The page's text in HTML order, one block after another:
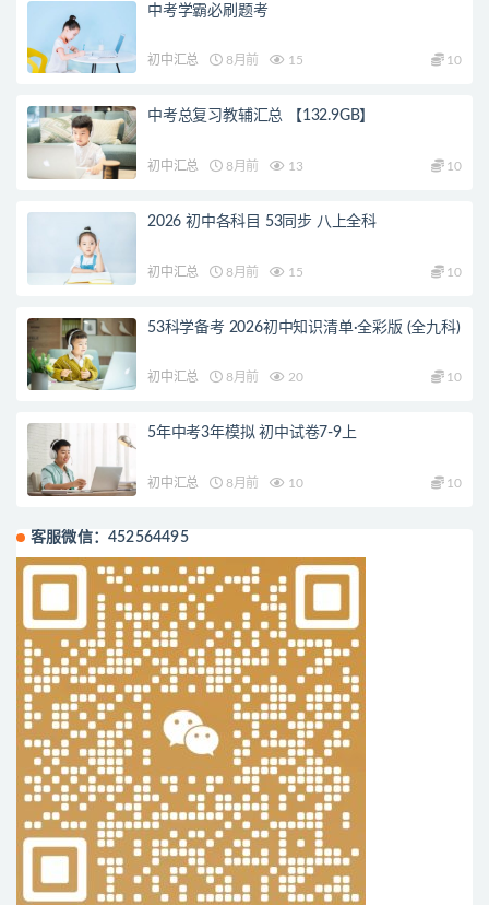
中考学霸必刷题考
初中汇总 8月前 15 10
中考总复习教辅汇总 【132.9GB】
初中汇总 8月前 13 10
2026 初中各科目 53同步 八上全科
初中汇总 8月前 15 10
53科学备考 2026初中知识清单·全彩版 (全九科)
初中汇总 8月前 20 10
5年中考3年模拟 初中试卷7-9上
初中汇总 8月前 10 10
客服微信：452564495